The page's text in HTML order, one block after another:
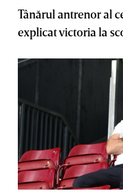
Tânărul antrenor al
explicat victoria la